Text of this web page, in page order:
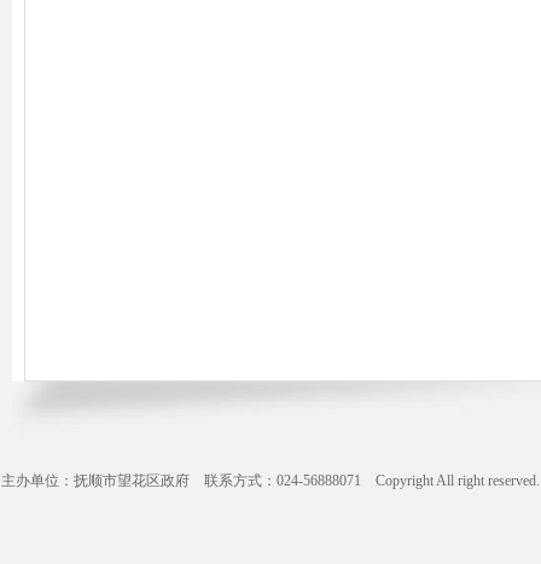
主办单位：抚顺市望花区政府 联系方式：024-56888071 Copyright All right